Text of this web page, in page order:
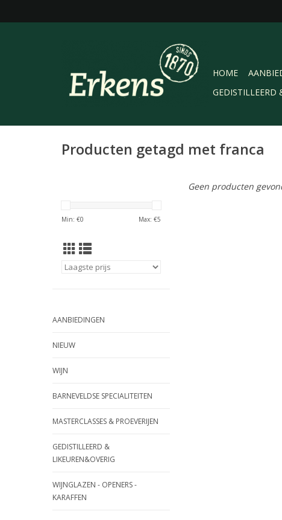
HOME
GEDISTILLEERD
Producten getagd met franca
Min: €0 Max: €5
AANBIEDINGEN
NIEUW
WIJN
BARNEVELDSE SPECIALITEITEN
MASTERCLASSES & PROEVERIJEN
GEDISTILLEERD &
LIKEUREN&OVERIG
WIJNGLAZEN - OPENERS -
KARAFFEN
Geen producten